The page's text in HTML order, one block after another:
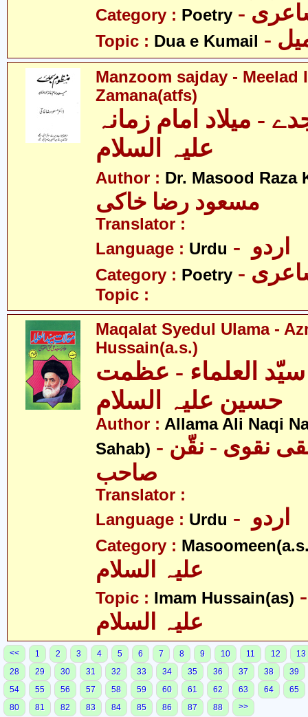
Category : Poetry
Topic : Dua e Kumail
Manzoom sajday - Meelad
Zamana(atfs)
- میلاد امام زمانہ
علیہ السلام
Author : Dr. Masood Raza
مسعود رضا خاکی
Translator :
Language : Urdu
Category : Poetry
Topic :
Maqalat Syedul Ulama -
Hussain(a.s.)
سیّد العلماء - عظمت
Author : Allama Ali Naqi
Sahab) - علامہ علی نقی نقوی - نقّن
صاحب
Translator :
Language : Urdu
Category :
Topic : Imam Hussain(as)
علیہ السلام
<< 1 2 3 4 5 6 7 8 9 10 11 12
13
28
29 30 31 32 33 34 35 36 37 38
39
54
55 56 57 58 59 60 61 62 63 64
65
80
81 82 83 84 85 86 87 88 >>